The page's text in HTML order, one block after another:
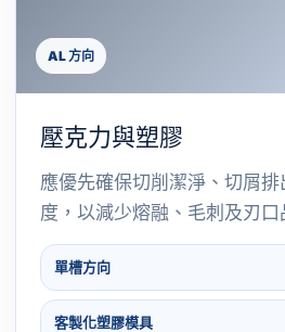
AL 方向
壓克力與塑膠
應優先確保切削潔淨、切屑排
度，以減少熔融、毛刺及刃
單槽方向
客製化塑膠模具